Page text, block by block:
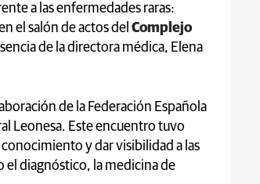
a las enfermedades raras:
el salón de actos del Complejo
de la directora médica, Elena
de la Federación Española
Leonesa. Este encuentro tuvo
y dar visibilidad a las
el diagnóstico, la medicina de